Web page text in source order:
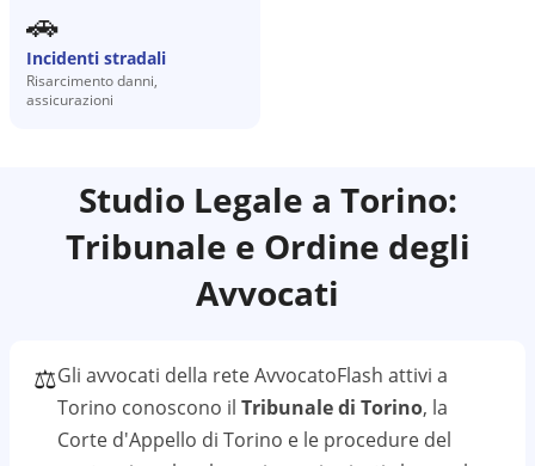
🚗
Incidenti stradali
Risarcimento danni,
assicurazioni
Studio Legale a Torino:
Tribunale e Ordine degli
Avvocati
⚖️Gli avvocati della rete AvvocatoFlash attivi a
Torino conoscono il Tribunale di Torino, la
Corte d'Appello di Torino e le procedure del